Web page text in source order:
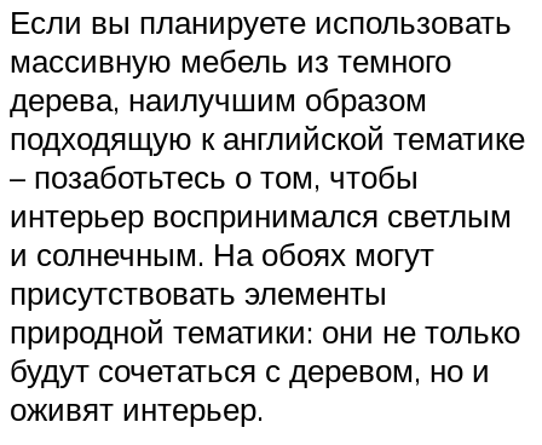
Если вы планируете использовать
массивную мебель из темного
дерева, наилучшим образом
подходящую к английской тематике
– позаботьтесь о том, чтобы
интерьер воспринимался светлым
и солнечным. На обоях могут
присутствовать элементы
природной тематики: они не только
будут сочетаться с деревом, но и
оживят интерьер.